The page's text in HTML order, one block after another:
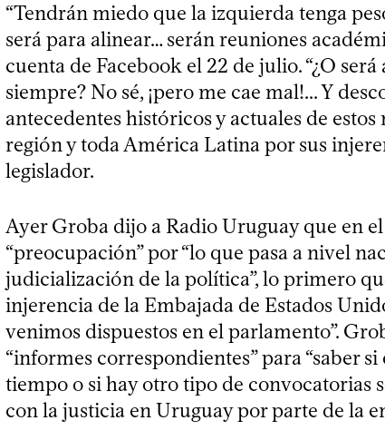
“Tendrán miedo que la izquierda tenga
será para alinear… serán reuniones
cuenta de Facebook el 22 de julio. “¿O
siempre? No sé, ¡pero me cae mal!... Y
antecedentes históricos y actuales de
región y toda América Latina por sus
legislador.
Ayer Groba dijo a Radio Uruguay que en
“preocupación” por “lo que pasa a nivel
judicialización de la política”, lo primero
injerencia de la Embajada de Estados
venimos dispuestos en el parlamento”.
“informes correspondientes” para “saber
tiempo o si hay otro tipo de convocatorias
con la justicia en Uruguay por parte de la